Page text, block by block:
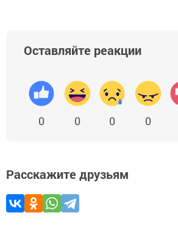
Оставляйте реакции
0 0 0 0
Расскажите друзьям